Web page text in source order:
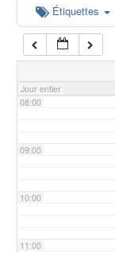
Étiquettes
Jour entier
06:00
07:00
08:00
09:00
10:00
11:00